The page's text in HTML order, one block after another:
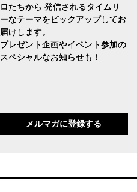
ロたちから 発信されるタイムリ
ーなテーマをピックアップしてお
届けします。
プレゼント企画やイベント参加の
スペシャルなお知らせも！
メルマガに登録する